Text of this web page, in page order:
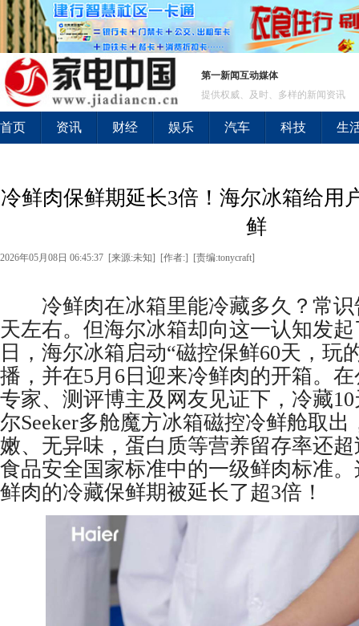
第一新闻互动媒体
提供权威、及时、多样的新闻资讯
首页 资讯 财经 娱乐 汽车 科技 生
冷鲜肉保鲜期延长3倍！海尔冰箱给用
鲜
2026年05月08日 06:45:37 [来源:未知] [作者:] [责编:tonycraft]
冷鲜肉在冰箱里能冷藏多久？常识
天左右。但海尔冰箱却向这一认知发
日，海尔冰箱启动“磁控保鲜60天，玩
播，并在5月6日迎来冷鲜肉的开箱。
专家、测评博主及网友见证下，冷藏
尔Seeker多舱魔方冰箱磁控冷鲜舱取出
嫩、无异味，蛋白质等营养留存率还
食品安全国家标准中的一级鲜肉标准
鲜肉的冷藏保鲜期被延长了超3倍！